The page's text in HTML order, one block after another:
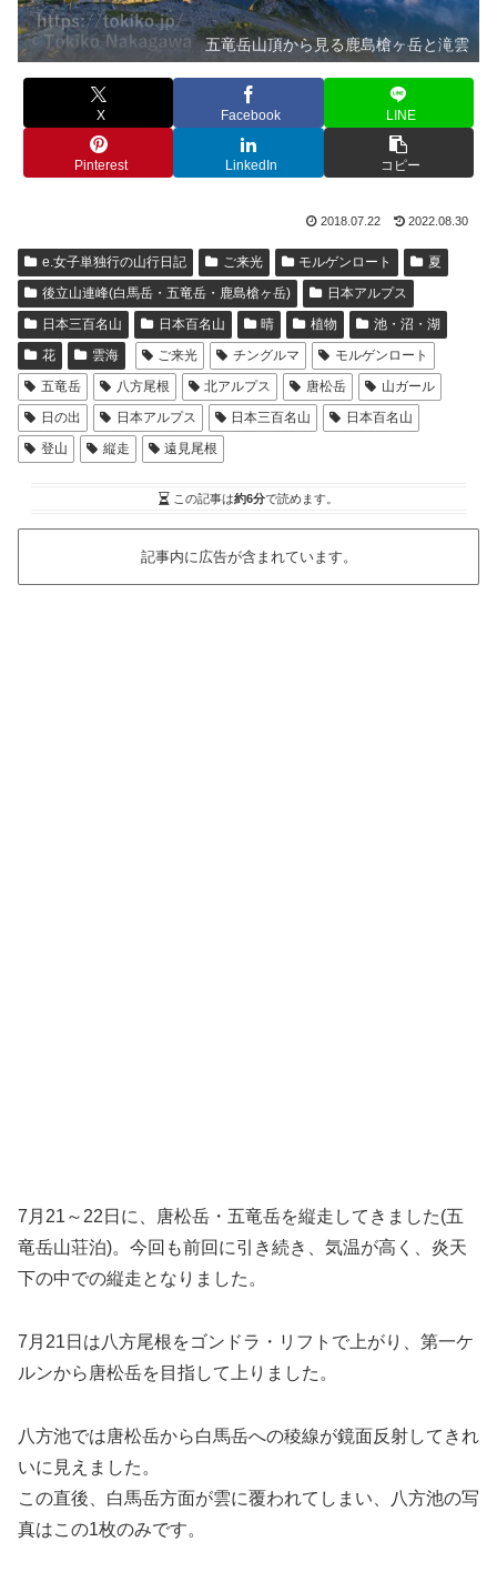
五竜岳山頂から見る鹿島槍ヶ岳と滝雲
X Facebook LINE
Pinterest LinkedIn コピー
2018.07.22 2022.08.30
e.女子単独行の山行日記 ご来光 モルゲンロート
夏
後立山連峰(白馬岳・五竜岳・鹿島槍ヶ岳)
日本アルプス
日本三百名山
日本百名山 晴 植物
池・沼・湖
花
雲海 ご来光 チングルマ
モルゲンロート
五竜岳
八方尾根 北アルプス 唐松岳
山ガール
日の出
日本アルプス 日本三百名山
日本百名山
登山
縦走 遠見尾根
この記事は約6分で読めます。
記事内に広告が含まれています。
7月21～22日に、唐松岳・五竜岳を縦走してきました(五
竜岳山荘泊)。今回も前回に引き続き、気温が高く、炎天
下の中での縦走となりました。
7月21日は八方尾根をゴンドラ・リフトで上がり、第一ケ
ルンから唐松岳を目指して上りました。
八方池では唐松岳から白馬岳への稜線が鏡面反射してきれ
いに見えました。
この直後、白馬岳方面が雲に覆われてしまい、八方池の写
真はこの1枚のみです。